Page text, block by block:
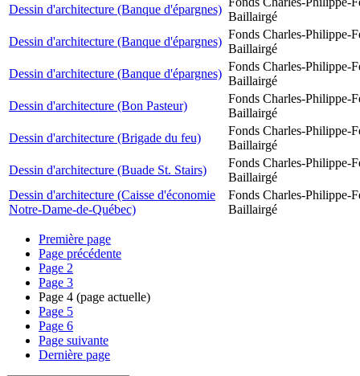
Dessin d'architecture (Banque d'épargnes)
Baillairgé
Dessin d'architecture (Banque d'épargnes)
Fonds Charles-Philippe-
Baillairgé
Dessin d'architecture (Banque d'épargnes)
Fonds Charles-Philippe-
Baillairgé
Dessin d'architecture (Bon Pasteur)
Fonds Charles-Philippe-
Baillairgé
Dessin d'architecture (Brigade du feu)
Fonds Charles-Philippe-
Baillairgé
Dessin d'architecture (Buade St. Stairs)
Fonds Charles-Philippe-
Baillairgé
Dessin d'architecture (Caisse d'économie
Notre-Dame-de-Québec)
Fonds Charles-Philippe-
Baillairgé
Première page
Page précédente
Page 2
Page 3
Page 4 (page actuelle)
Page 5
Page 6
Page suivante
Dernière page